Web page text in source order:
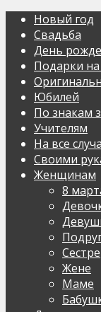
Новый год
Свадьба
День
Подарки на
Юбилей
По знакам
Учителям
На все
Своими
Женщинам
8
Сестре
Жене
Маме